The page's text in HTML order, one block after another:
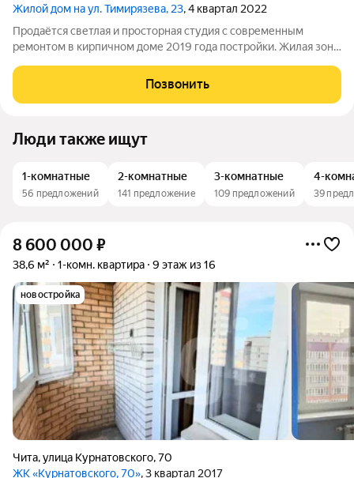
Жилой дом на ул. Тимирязева, 23, 4 квартал 2022
Продаётся светлая и просторная студия с современным
ремонтом в кирпичном доме 2019 года постройки. Жилая зона
функционально, комфортно и без лишнего. Установлен
кондиционер, так что в квартире приятно
Позвонить
Люди также ищут
1-комнатные
56 предложений
2-комнатные
141 предложение
3-комнатные
109 предложений
4-
39
8 600 000 ₽
38,6 м² 1-комн. квартира 9 этаж из 16
новостройка
Чита,улица Курнатовского,70
ЖК «Курнатовского, 70», 3 квартал 2017